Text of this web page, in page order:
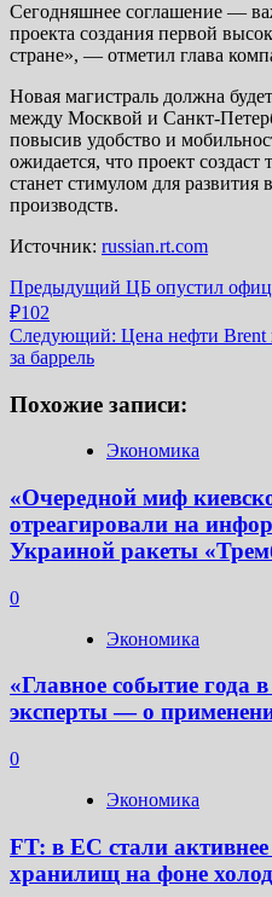
Сегодняшнее соглашение —
проекта создания первой
стране», — отметил глава
Новая магистраль должна
между Москвой и Санкт-
повысив удобство и
ожидается, что проект
станет стимулом для
производств.
Источник: russian.rt.com
Навигация
записи
Предыдущий ЦБ опустил
₽102
Следующий: Цена нефти Brent
за баррель
Похожие записи:
Экономика
«Очередной миф
отреагировали на
Украиной ракеты
0
Экономика
«Главное событие года
эксперты — о
0
Экономика
FT: в ЕС стали активнее
хранилищ на фоне